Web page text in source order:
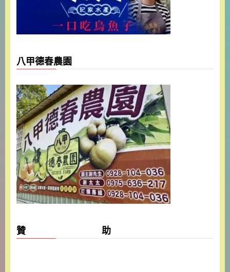
八甲德春農園
贊 助